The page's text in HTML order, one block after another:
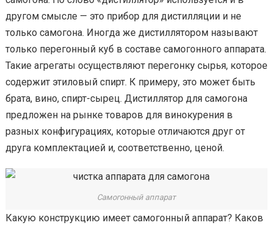
другом смысле — это прибор для дистилляции и не
только самогона. Иногда же дистиллятором называют
только перегонный куб в составе самогонного аппарата.
Такие агрегаты осуществляют перегонку сырья, которое
содержит этиловый спирт. К примеру, это может быть
брата, вино, спирт-сырец. Дистиллятор для самогона
предложен на рынке товаров для винокурения в
разных конфигурациях, которые отличаются друг от
друга комплектацией и, соответственно, ценой.
Самогонный аппарат
Какую конструкцию имеет самогонный аппарат? Каков